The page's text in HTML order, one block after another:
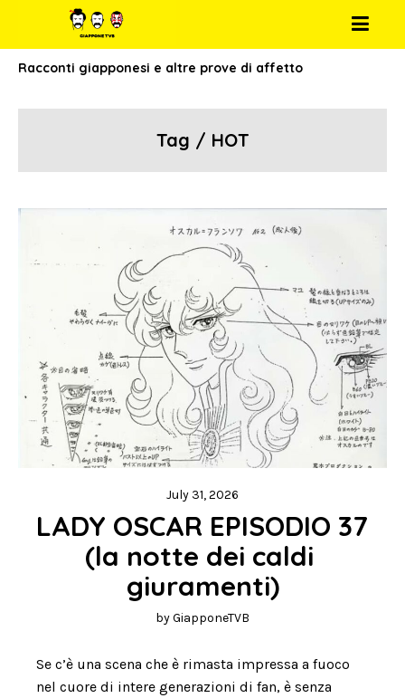
Racconti giapponesi e altre prove di affetto
Tag / HOT
July 31, 2026
LADY OSCAR EPISODIO 37
(la notte dei caldi
giuramenti)
byGiapponeTVB
Se c’è una scena che è rimasta impressa a fuoco
nel cuore di intere generazioni di fan, è senza